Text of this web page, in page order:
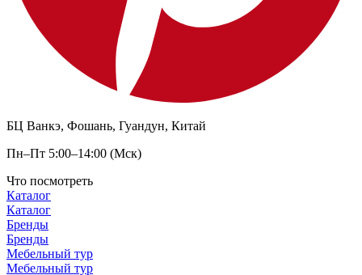
БЦ Ванкэ, Фошань, Гуандун, Китай
Пн–Пт 5:00–14:00 (Мск)
Что посмотреть
Каталог
Каталог
Бренды
Бренды
Мебельный тур
Мебельный тур